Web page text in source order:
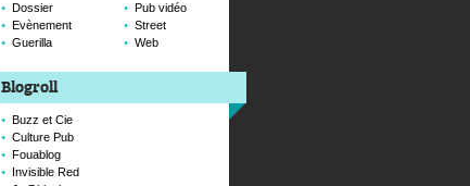
Dossier
Evènement
Guerilla
Pub vidéo
Street
Web
Blogroll
Buzz et Cie
Culture Pub
Fouablog
Invisible Red